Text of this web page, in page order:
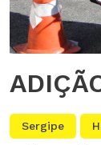
Sergipe